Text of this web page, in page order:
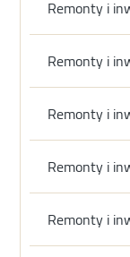
Remonty i
Remonty i
Remonty i
Remonty i
Remonty i